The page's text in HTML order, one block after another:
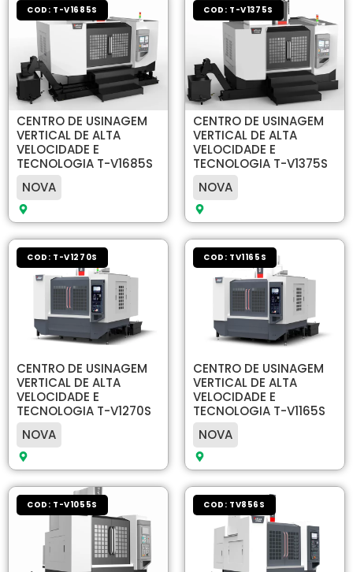
COD: T-V1685S
CENTRO DE USINAGEM
VERTICAL DE ALTA
VELOCIDADE E
TECNOLOGIA T-V1685S
NOVA
COD: T-V1375S
CENTRO DE USINAGEM
VERTICAL DE ALTA
VELOCIDADE E
TECNOLOGIA T-V1375S
NOVA
COD: T-V1270S
CENTRO DE USINAGEM
VERTICAL DE ALTA
VELOCIDADE E
TECNOLOGIA T-V1270S
NOVA
COD: TV1165S
CENTRO DE USINAGEM
VERTICAL DE ALTA
VELOCIDADE E
TECNOLOGIA T-V1165S
NOVA
COD: T-V1055S COD: TV856S